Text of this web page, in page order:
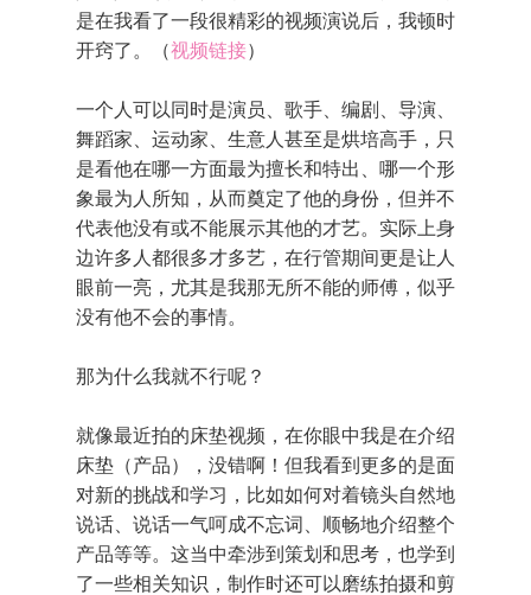
是在我看了一段很精彩的视频演说后，我顿时
开窍了。（视频链接）
一个人可以同时是演员、歌手、编剧、导演、
舞蹈家、运动家、生意人甚至是烘培高手，只
是看他在哪一方面最为擅长和特出、哪一个形
象最为人所知，从而奠定了他的身份，但并不
代表他没有或不能展示其他的才艺。实际上身
边许多人都很多才多艺，在行管期间更是让人
眼前一亮，尤其是我那无所不能的师傅，似乎
没有他不会的事情。
那为什么我就不行呢？
就像最近拍的床垫视频，在你眼中我是在介绍
床垫（产品），没错啊！但我看到更多的是面
对新的挑战和学习，比如如何对着镜头自然地
说话、说话一气呵成不忘词、顺畅地介绍整个
产品等等。这当中牵涉到策划和思考，也学到
了一些相关知识，制作时还可以磨练拍摄和剪